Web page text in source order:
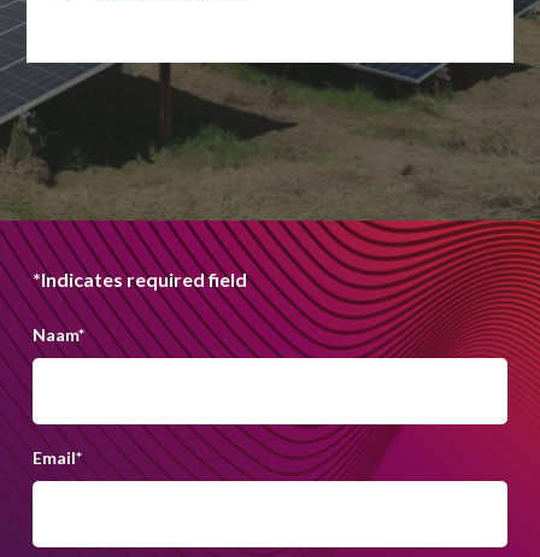
*Indicates required field
Naam*
Email*